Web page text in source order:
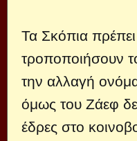
Τα Σκόπια
τροποποιήσουν
την αλλαγή
όμως του Ζάεφ
έδρες στο